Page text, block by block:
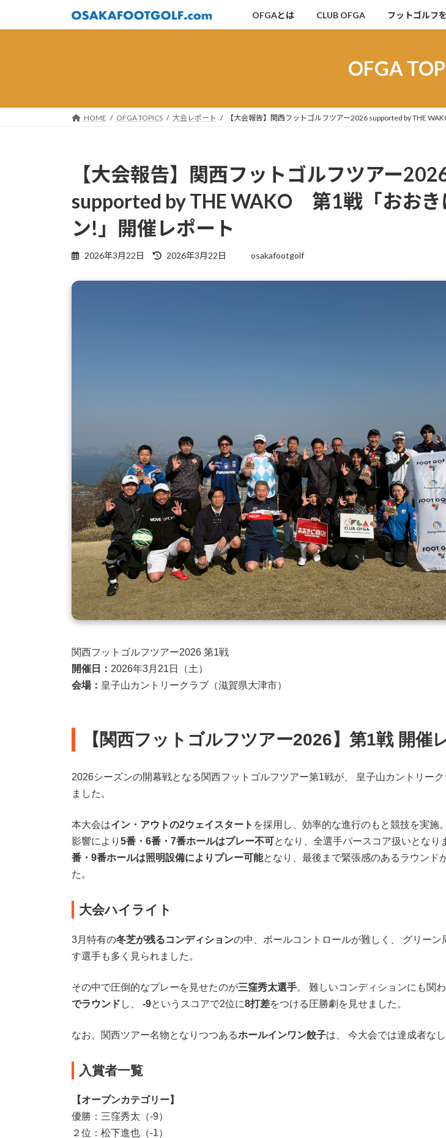
キ
に
OFGAとは CLUB OFGA フットゴルフ
OFGA
HOME OFGA TOPICS 大会レポート 【大会報告】関西フットゴルフツアー2026 supported by THE
【大会報告】関西フットゴルフツアー
supported by THE WAKO 第1戦「おおき
ン!」開催レポート
2026年3月22日
最
2026年3月22日 osakafootgolf
関西フットゴルフツアー2026 第1戦
開催日： 2026年3月21日（土）
会場： 皇子山カントリークラブ（滋賀県大津市）
【関西フットゴルフツアー2026】第1戦 開催
2026シーズンの開幕戦となる関西フットゴルフツアー第1戦が、 皇子山カントリー
ました。
本大会はイン・アウトの2ウェイスタート を採用し、効率的な進行のもと競技を実施
影響により 5番・6番・7番ホールはプレー不可となり、全選手パースコア扱いとなり
番・9番ホールは照明設備によりプレー可能となり、最後まで緊張感のあるラウンド
た。
大会ハイライト
3月特有の冬芝が残るコンディションの中、ボールコントロールが難しく、 グリーン
す選手も多く見られました。
その中で圧倒的なプレーを見せたのが三窪秀太選手。 難しいコンディションにも関
でラウンド し、 -9というスコアで2位に8打差をつける圧勝劇を見せました。
なお、関西ツアー名物となりつつあるホールインワン餃子は、 今大会では達成者な
入賞者一覧
【オープンカテゴリー】
優勝：三窪秀太（-9）
２位：松下進也（-1）